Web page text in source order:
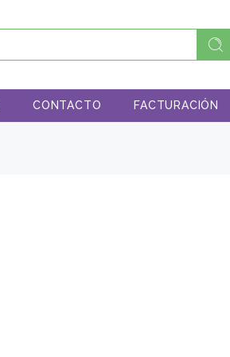
CONTACTO FACTURACIÓN